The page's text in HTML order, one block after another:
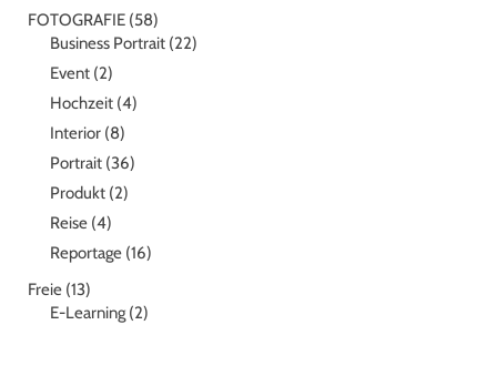
FOTOGRAFIE (58)
Business Portrait (22)
Event (2)
Hochzeit (4)
Interior (8)
Portrait (36)
Produkt (2)
Reise (4)
Reportage (16)
Freie (13)
E-Learning (2)